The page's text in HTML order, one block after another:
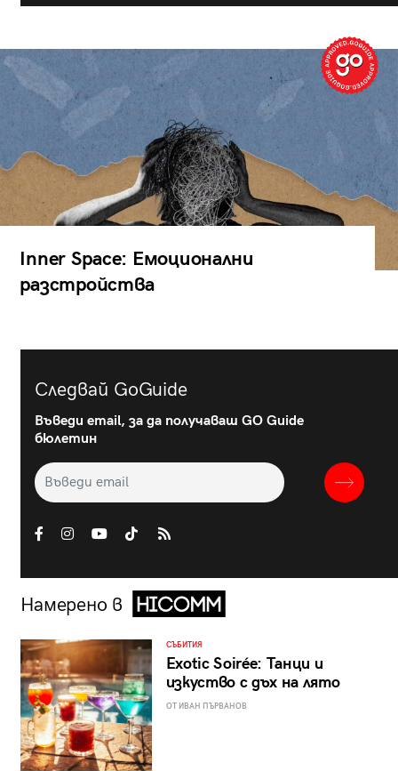
Inner Space: Емоционални
разстройства
Следвай GoGuide
Въведи email, за да получаваш GO Guide
бюлетин
Намерено в
СЪБИТИЯ
Exotic Soirée: Танци и
изкуство с дъх на лято
ОТ ИВАН ПЪРВАНОВ